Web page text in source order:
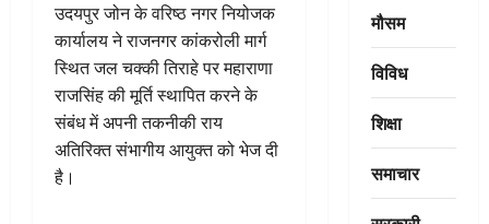
उदयपुर जोन के वरिष्ठ नगर नियोजक
कार्यालय ने राजनगर कांकरोली मार्ग
स्थित जल चक्की तिराहे पर महाराणा
राजसिंह की मूर्ति स्थापित करने के
संबंध में अपनी तकनीकी राय
अतिरिक्त संभागीय आयुक्त को भेज दी
है।
मौसम
विविध
शिक्षा
समाचार